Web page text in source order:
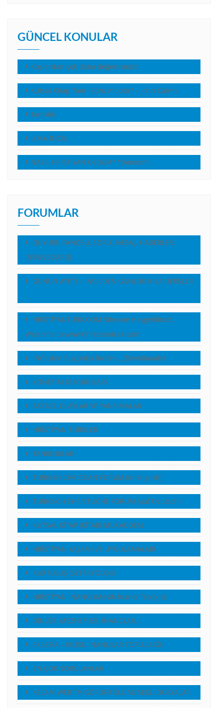
GÜNCEL KONULAR
Kuşlardan çok daha değerlisiniz!
Kutsal Kitap Tanrı Sözü müdür? – John Calvin
Tanıklık
LUKA İNCİLİ
NASIL HRİSTİYAN OLDUM? *(Anonim)
FORUMLAR
DUYURU PANOSU, SORU, MESAJ, HABERLER,
(NEWSBOARD)
GÜNÜN AYETİ – İNCİL’DEN GÜNLÜK KISA DERSLER
…
HRİSTİYANTÜRK.COM Sitesine Hoşgeldiniz!…
Welcome to www.Christianturk.com
İNCİL’den Bugünkü İnciler… (Devotionals)
YÖNETiM DUYURULARI
AKTUEL OLAYLAR VE YANSIMALAR
HRİSTİYAN TÜRKLER
TANIKLIKLAR
TURKISH CHRISTIAN FORUM (in English)
TURKISCH CHRISTLICHE FORUM (auf Deutsch)
KUTSAL KİTAP (KİTABI MUKADDES)
HRİSTİYAN YAŞAMI VE UYGULAMALARI
KURTULUŞ (SETERYOLOJİ)
HRİSTİYAN İNANCI (Mesih İnancı Teolojisi)
DİNLER, MEZHEPLER, İNANÇLAR…
EKLESİA – KİLİSE, İNANLILAR TOPLULUĞU
EN ÇOK SORULANLAR
KELAM WEB TV, GÖRÜNTÜLÜ VE SESLI DOSYALAR